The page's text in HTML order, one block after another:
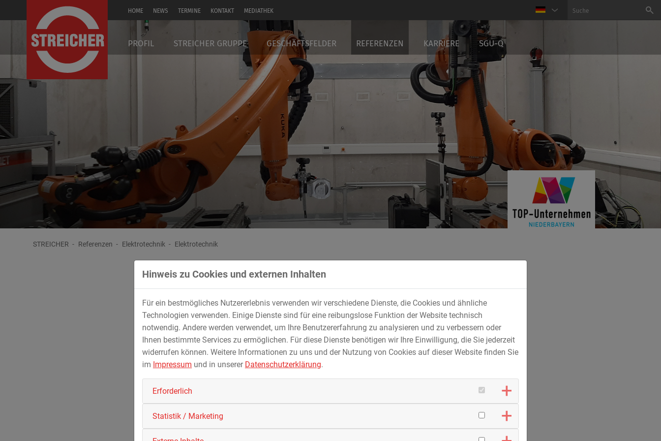
HOME NEWS TERMINE KONTAKT MEDIATHEK
EN
PROFIL STREICHER GRUPPE GESCHÄFTSFELDER REFERENZEN KARRIERE SGU-Q
STREICHER Referenzen Elektrotechnik Elektrotechnik
Referenzen Elektrotechnik
Entwicklung robotergestützter Computertomographen (RoboCT)
Gesamte Robotertechnik; Lasertracker zur Genauigkeitssteigerung; Sicherheitstechnik; Schaltschrank und Verkabelung;
Applikations-Software; Aufbau, Vermessung und Inbetriebnahme; gesamte Projektkoordination
Hinweis zu Cookies und externen Inhalten
Für ein bestmögliches Nutzererlebnis verwenden wir verschiedene Dienste, die Cookies und ähnliche
Technologien verwenden. Einige Dienste sind für eine reibungslose Funktion der Website technisch
notwendig. Andere werden verwendet, um Ihre Benutzererfahrung zu analysieren und zu verbessern oder
Ihnen bestimmte Services zu ermöglichen. Für diese Dienste benötigen wir Ihre Einwilligung, die Sie jederzeit
widerrufen können. Weitere Informationen zu uns und der Nutzung von Cookies auf dieser Website finden Sie
im Impressum und in unserer Datenschutzerklärung.
Erforderlich
Statistik / Marketing